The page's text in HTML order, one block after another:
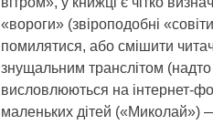
«вороги» (звіроподобні
помилятися, або смішити
знущальним транслітом
висловлюються на інтернет-
маленьких дітей («Миколай»)